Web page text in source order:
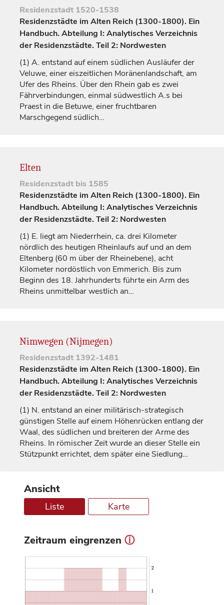
Residenzstadt 1520-1538
Residenzstädte im Alten Reich (1300-1800). Ein
Handbuch. Abteilung I: Analytisches Verzeichnis
der Residenzstädte. Teil 2: Nordwesten
(1) A. entstand auf einem südlichen Ausläufer der
Veluwe, einer eiszeitlichen Moränenlandschaft, am
Ufer des Rheins. Über den Rhein gab es zwei
Fährverbindungen, einmal südwestlich A.s bei
Praest in die Betuwe, einer fruchtbaren
Marschgegend südlich…
Elten
Residenzstadt bis 1585
Residenzstädte im Alten Reich (1300-1800). Ein
Handbuch. Abteilung I: Analytisches Verzeichnis
der Residenzstädte. Teil 2: Nordwesten
(1) E. liegt am Niederrhein, ca. drei Kilometer
nördlich des heutigen Rheinlaufs auf und an dem
Eltenberg (60 m über der Rheinebene), acht
Kilometer nordöstlich von Emmerich. Bis zum
Beginn des 18. Jahrhunderts führte ein Arm des
Rheins unmittelbar westlich an…
Nimwegen (Nijmegen)
Residenzstadt 1392-1481
Residenzstädte im Alten Reich (1300-1800). Ein
Handbuch. Abteilung I: Analytisches Verzeichnis
der Residenzstädte. Teil 2: Nordwesten
(1) N. entstand an einer militärisch-strategisch
günstigen Stelle auf einem Höhenrücken entlang der
Waal, des südlichen und breiteren der Arme des
Rheins. In römischer Zeit wurde an dieser Stelle ein
Stützpunkt errichtet, dem später eine Siedlung…
Ansicht
Liste Karte
Zeitraum eingrenzen ⓘ
1
2